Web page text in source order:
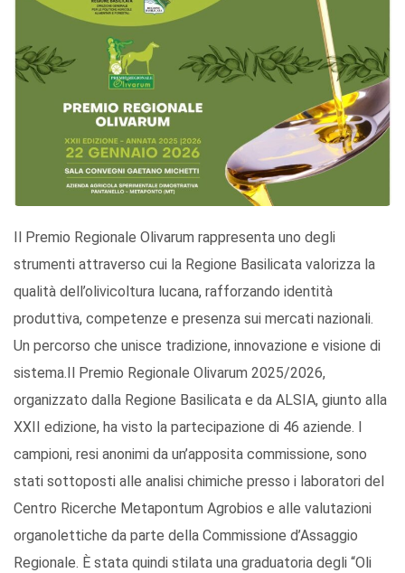
Il Premio Regionale Olivarum rappresenta uno degli
strumenti attraverso cui la Regione Basilicata valorizza la
qualità dell’olivicoltura lucana, rafforzando identità
produttiva, competenze e presenza sui mercati nazionali.
Un percorso che unisce tradizione, innovazione e visione di
sistema.Il Premio Regionale Olivarum 2025/2026,
organizzato dalla Regione Basilicata e da ALSIA, giunto alla
XXII edizione, ha visto la partecipazione di 46 aziende. I
campioni, resi anonimi da un’apposita commissione, sono
stati sottoposti alle analisi chimiche presso i laboratori del
Centro Ricerche Metapontum Agrobios e alle valutazioni
organolettiche da parte della Commissione d’Assaggio
Regionale. È stata quindi stilata una graduatoria degli “Oli